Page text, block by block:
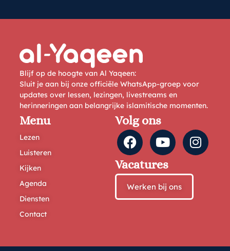
Blijf op de hoogte van Al Yaqeen:
Sluit je aan bij onze officiële WhatsApp-groep voor
updates over lessen, lezingen, livestreams en
herinneringen aan belangrijke islamitische momenten.
Menu
Lezen
Luisteren
Kijken
Agenda
Diensten
Contact
Volg ons
Vacatures
Werken bij ons